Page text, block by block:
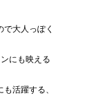
大人っぽく
にも映える
活躍する、